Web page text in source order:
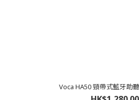
Voca HA50 頸帶式藍牙助